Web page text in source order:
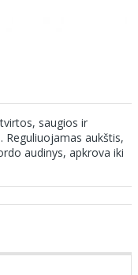
saugios ir
Reguliuojamas aukštis,
audinys, apkrova iki